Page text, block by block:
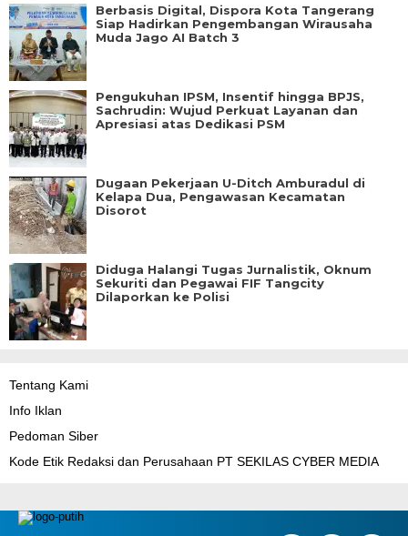
Berbasis Digital, Dispora Kota Tangerang
Siap Hadirkan Pengembangan Wirausaha
Muda Jago AI Batch 3
Pengukuhan IPSM, Insentif hingga BPJS,
Sachrudin: Wujud Perkuat Layanan dan
Apresiasi atas Dedikasi PSM
Dugaan Pekerjaan U-Ditch Amburadul di
Kelapa Dua, Pengawasan Kecamatan
Disorot
Diduga Halangi Tugas Jurnalistik, Oknum
Sekuriti dan Pegawai FIF Tangcity
Dilaporkan ke Polisi
Tentang Kami
Info Iklan
Pedoman Siber
Kode Etik Redaksi dan Perusahaan PT SEKILAS CYBER MEDIA